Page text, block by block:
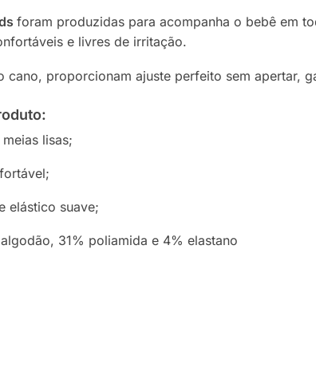
foram produzidas para acompanha o bebê em
e livres de irritação.
cano, proporcionam ajuste perfeito sem
lisas;
elástico suave;
31% poliamida e 4% elastano